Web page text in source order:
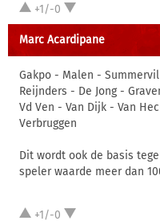
+1/-0
Marc Acardipane
Gakpo - Malen -
Reijnders - De Jong -
Vd Ven - Van Dijk - Van
Verbruggen
Dit wordt ook de basis
speler waarde meer dan
+1/-0